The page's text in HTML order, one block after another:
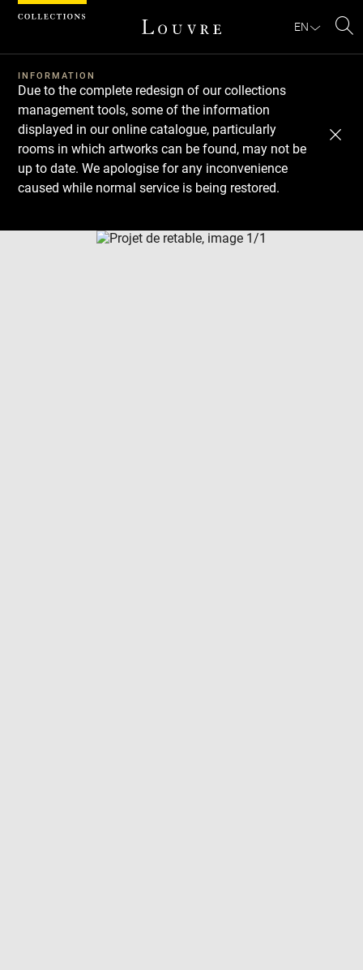
EN
INFORMATION
Due to the complete redesign of our collections
management tools, some of the information
displayed in our online catalogue, particularly
rooms in which artworks can be found, may not be
up to date. We apologise for any inconvenience
caused while normal service is being restored.
Download
Next
Previous
Cookies management panel